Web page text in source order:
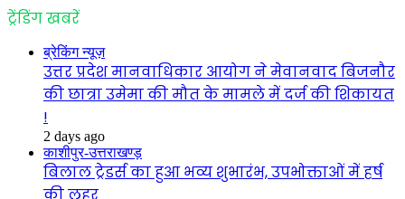
ट्रेंडिंग खबरें
ब्रेकिंग न्यूज़
उत्तर प्रदेश मानवाधिकार आयोग ने मेवानवाद बिजनौर
की छात्रा उमेमा की मौत के मामले में दर्ज की शिकायत
!
2 days ago
काशीपुर-उत्तराखण्ड़
बिलाल ट्रेडर्स का हुआ भव्य शुभारंभ, उपभोक्ताओं में हर्ष